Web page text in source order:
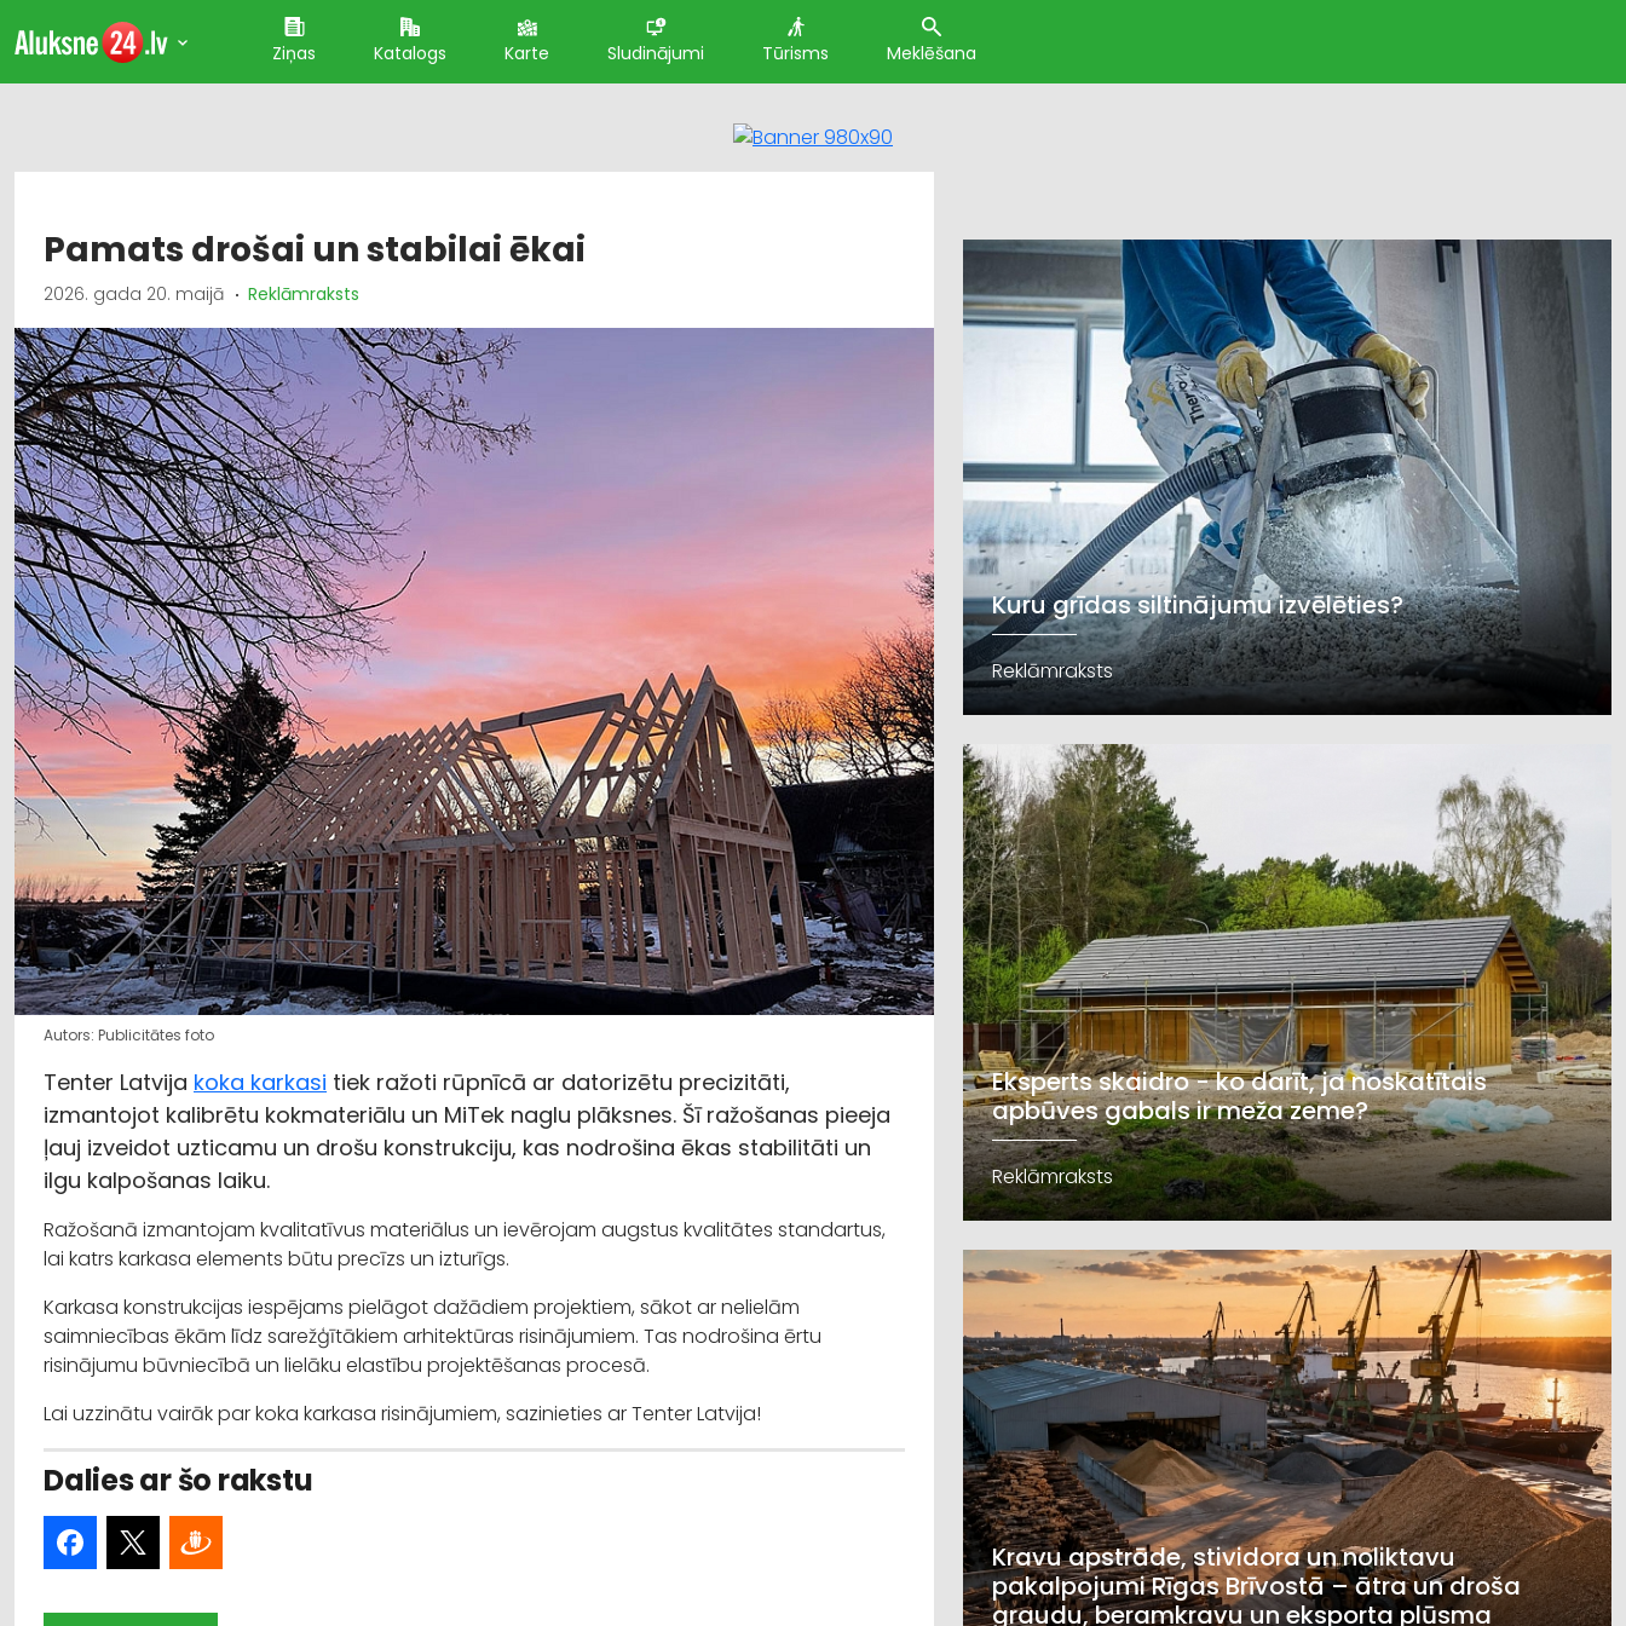
Ziņas Katalogs Karte Sludinājumi Tūrisms Meklēšana
Pamats drošai un stabilai ēkai
2026. gada 20. maijā Reklāmraksts
Autors: Publicitātes foto
Tenter Latvija koka karkasi tiek ražoti rūpnīcā ar datorizētu precizitāti,
izmantojot kalibrētu kokmateriālu un MiTek naglu plāksnes. Šī ražošanas pieeja
ļauj izveidot uzticamu un drošu konstrukciju, kas nodrošina ēkas stabilitāti un
ilgu kalpošanas laiku.
Ražošanā izmantojam kvalitatīvus materiālus un ievērojam augstus kvalitātes standartus,
lai katrs karkasa elements būtu precīzs un izturīgs.
Karkasa konstrukcijas iespējams pielāgot dažādiem projektiem, sākot ar nelielām
saimniecības ēkām līdz sarežģītākiem arhitektūras risinājumiem. Tas nodrošina ērtu
risinājumu būvniecībā un lielāku elastību projektēšanas procesā.
Lai uzzinātu vairāk par koka karkasa risinājumiem, sazinieties ar Tenter Latvija!
Dalies ar šo rakstu
Kuru grīdas siltinājumu izvēlēties?
Reklāmraksts
Eksperts skaidro - ko darīt, ja noskatītais
apbūves gabals ir meža zeme?
Reklāmraksts
Kravu apstrāde, stividora un noliktavu
pakalpojumi Rīgas Brīvostā – ātra un droša
graudu, beramkravu un eksporta plūsma